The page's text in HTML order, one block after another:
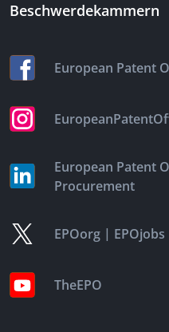
Beschwerdekammern
European Patent
European Patent
Procurement
EPOorg | EPOjobs
TheEPO